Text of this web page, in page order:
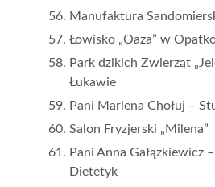
Manufaktura
Łowisko „Oaza” w
Park dzikich Zwierząt
Łukawie
Pani Marlena Chołuj –
Salon Fryzjerski „Milena”
Pani Anna Gałązkiewicz
Dietetyk